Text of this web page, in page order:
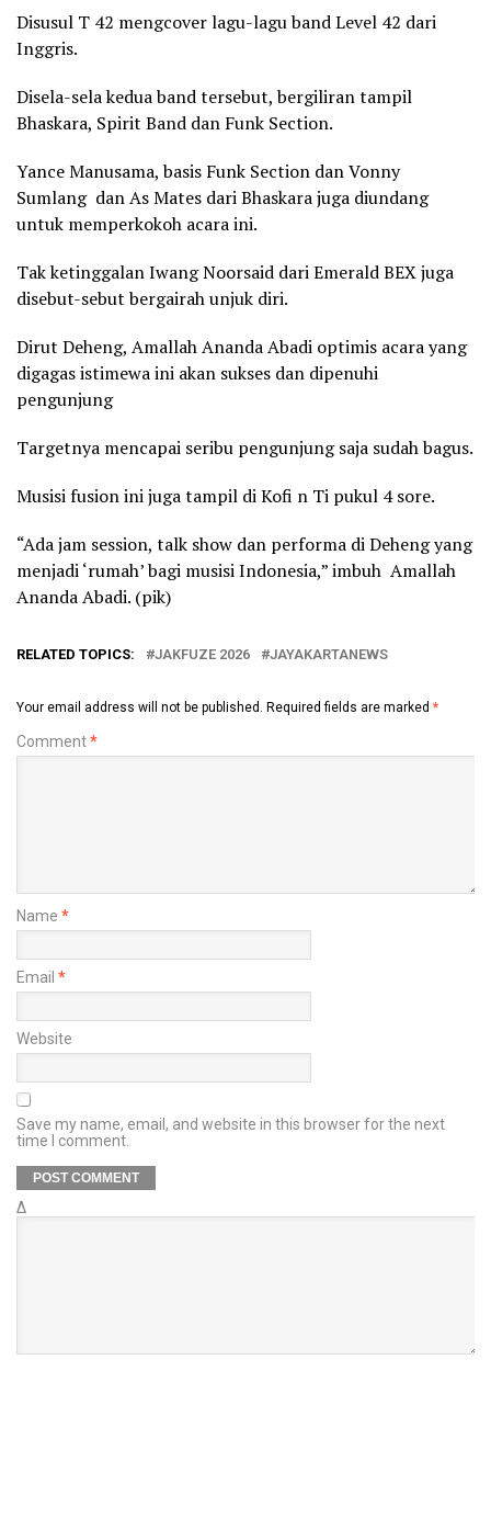
Disusul T 42 mengcover lagu-lagu band Level 42 dari
Inggris.
Disela-sela kedua band tersebut, bergiliran tampil
Bhaskara, Spirit Band dan Funk Section.
Yance Manusama, basis Funk Section dan Vonny
Sumlang dan As Mates dari Bhaskara juga diundang
untuk memperkokoh acara ini.
Tak ketinggalan Iwang Noorsaid dari Emerald BEX juga
disebut-sebut bergairah unjuk diri.
Dirut Deheng, Amallah Ananda Abadi optimis acara yang
digagas istimewa ini akan sukses dan dipenuhi
pengunjung
Targetnya mencapai seribu pengunjung saja sudah bagus.
Musisi fusion ini juga tampil di Kofi n Ti pukul 4 sore.
“Ada jam session, talk show dan performa di Deheng yang
menjadi ‘rumah’ bagi musisi Indonesia,” imbuh Amallah
Ananda Abadi. (pik)
RELATED TOPICS: JAKFUZE 2026 JAYAKARTANEWS
Your email address will not be published. Required fields are marked *
Comment*
Name *
Email *
Website
Save my name, email, and website in this browser for the next
time I comment.
Δ